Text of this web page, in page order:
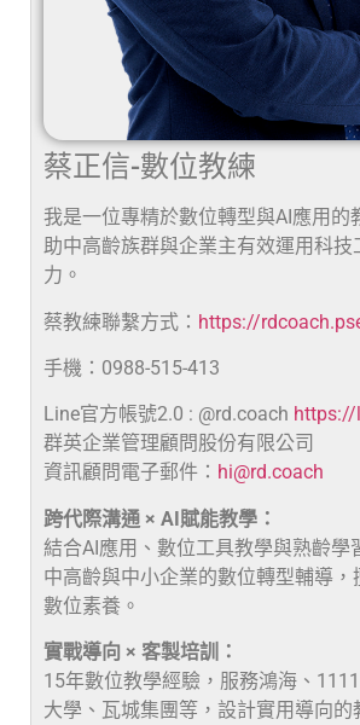
蔡正信-數位教練
我是一位專精於數位轉型與AI應用的
助中高齡族群與企業主有效運用科技
力。
蔡教練聯繫方式： https://
手機：0988-515-413
Line官方帳號2.0 : @rd.coach https://
群英企業管理顧問股份有限公司
資訊顧問電子郵件： hi@rd.coach
跨代際溝通 × AI賦能教學：
結合AI應用、數位工具教學與熟齡學
中高齡與中小企業的數位轉型輔導
數位素養。
實戰導向 × 客製培訓：
15年數位教學經驗，服務鴻海、
大學、瓦城集團等，設計實用導向的